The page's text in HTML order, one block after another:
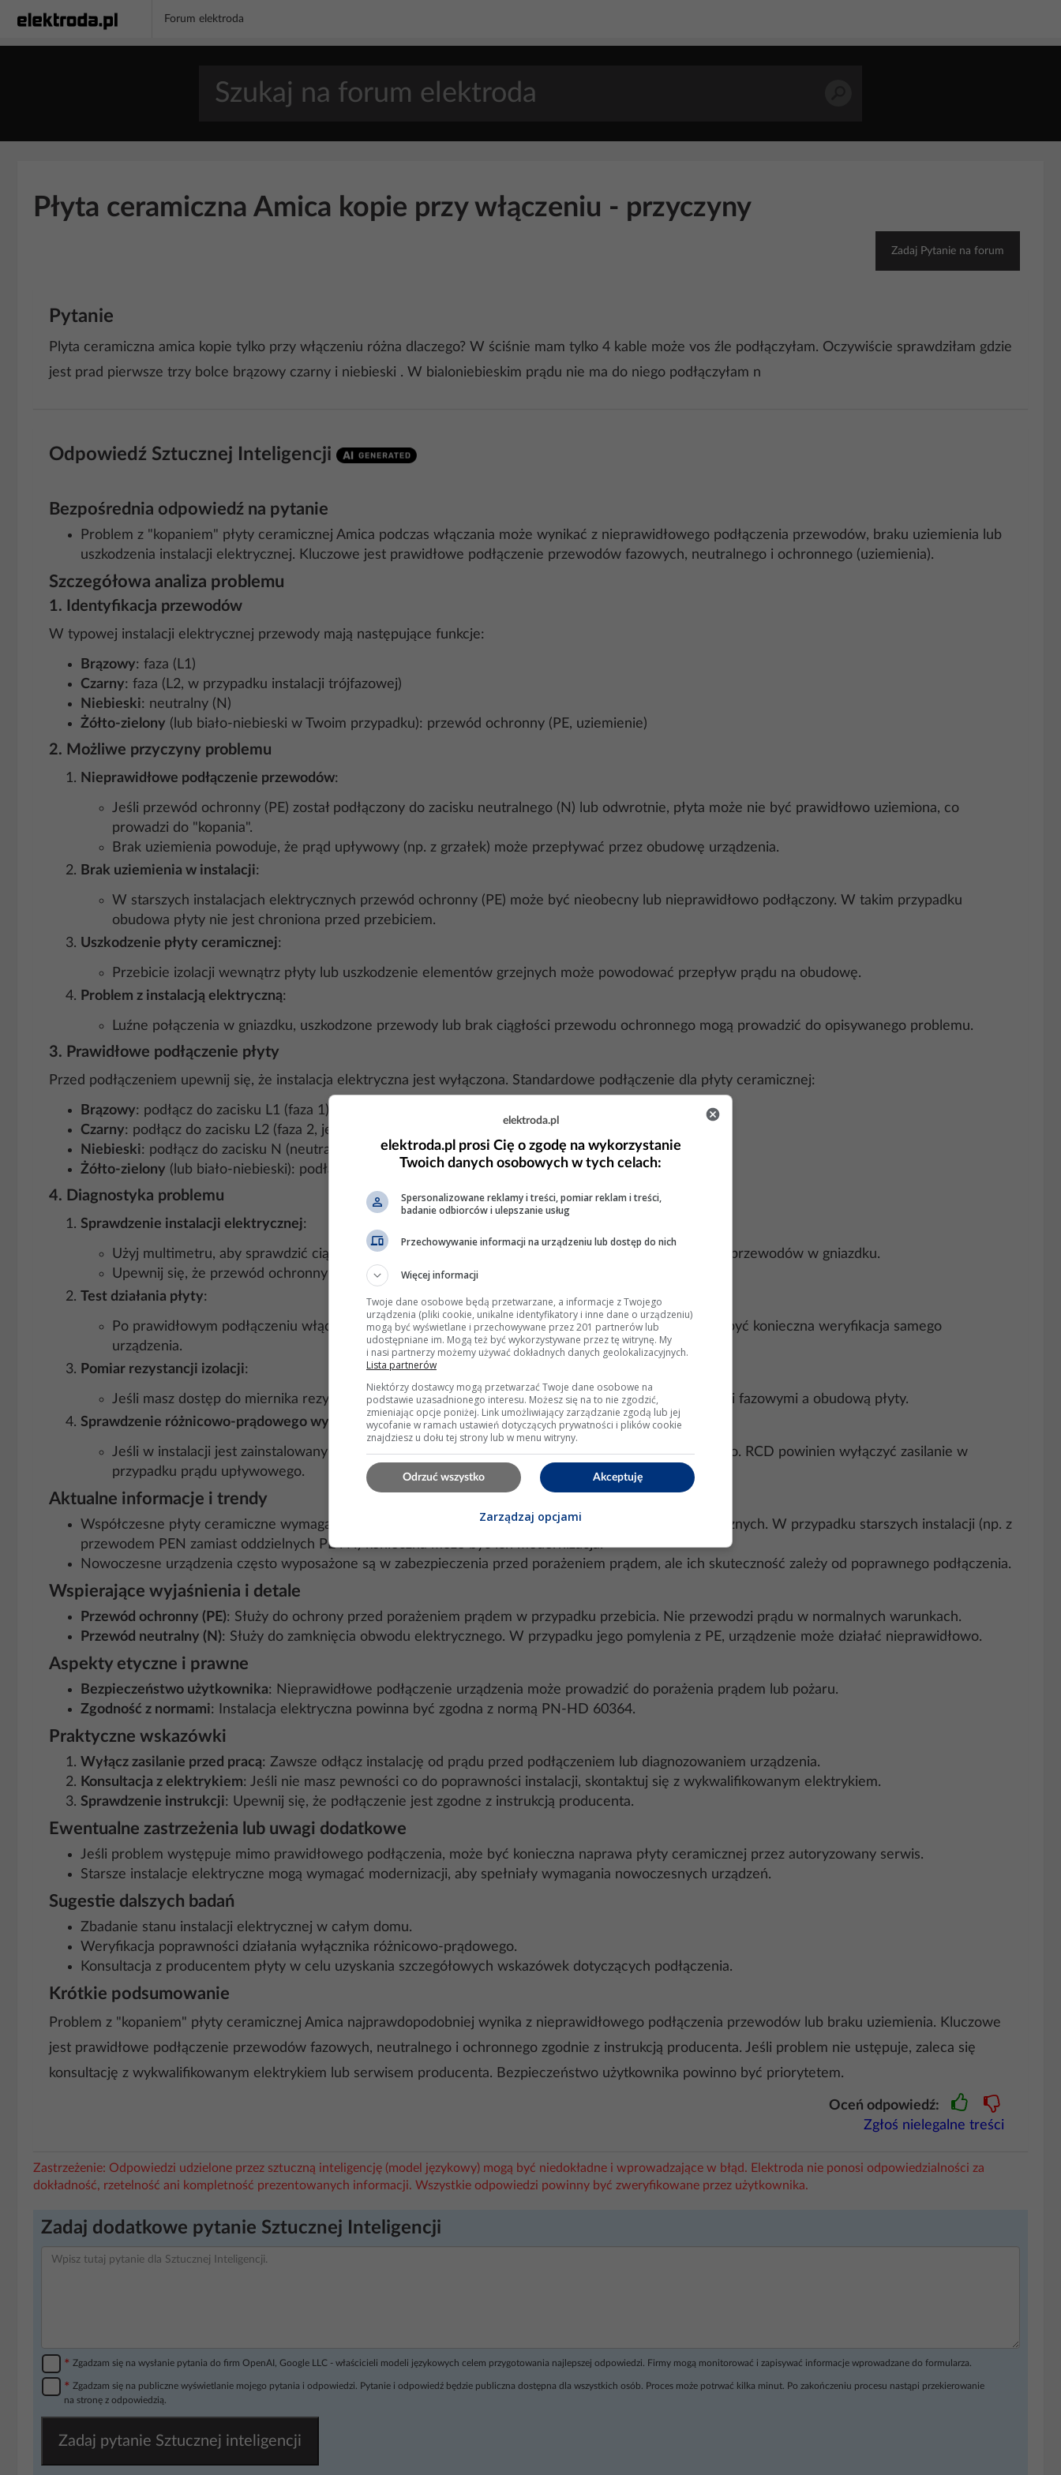
Forum elektroda
Płyta ceramiczna Amica kopie przy włączeniu - przyczyny
Zadaj Pytanie na forum
Pytanie
Plyta ceramiczna amica kopie tylko przy włączeniu różna dlaczego? W ściśnie mam tylko 4 kable może vos źle podłączyłam. Oczywiście sprawdziłam gdzie
jest prad pierwsze trzy bolce brązowy czarny i niebieski . W bialoniebieskim prądu nie ma do niego podłączyłam n
Odpowiedź Sztucznej Inteligencji
Bezpośrednia odpowiedź na pytanie
Problem z "kopaniem" płyty ceramicznej Amica podczas włączania może wynikać z nieprawidłowego podłączenia przewodów, braku uziemienia lub
uszkodzenia instalacji elektrycznej. Kluczowe jest prawidłowe podłączenie przewodów fazowych, neutralnego i ochronnego (uziemienia).
Szczegółowa analiza problemu
1. Identyfikacja przewodów
W typowej instalacji elektrycznej przewody mają następujące funkcje:
Brązowy: faza (L1)
Czarny: faza (L2, w przypadku instalacji trójfazowej)
Niebieski: neutralny (N)
Żółto-zielony (lub biało-niebieski w Twoim przypadku): przewód ochronny (PE, uziemienie)
2. Możliwe przyczyny problemu
Nieprawidłowe podłączenie przewodów:
Jeśli przewód ochronny (PE) został podłączony do zacisku neutralnego (N) lub odwrotnie, płyta może nie być prawidłowo uziemiona, co
prowadzi do "kopania".
Brak uziemienia powoduje, że prąd upływowy (np. z grzałek) może przepływać przez obudowę urządzenia.
Brak uziemienia w instalacji:
W starszych instalacjach elektrycznych przewód ochronny (PE) może być nieobecny lub nieprawidłowo podłączony. W takim przypadku
obudowa płyty nie jest chroniona przed przebiciem.
Uszkodzenie płyty ceramicznej:
Przebicie izolacji wewnątrz płyty lub uszkodzenie elementów grzejnych może powodować przepływ prądu na obudowę.
Problem z instalacją elektryczną:
Luźne połączenia w gniazdku, uszkodzone przewody lub brak ciągłości przewodu ochronnego mogą prowadzić do opisywanego problemu.
3. Prawidłowe podłączenie płyty
Przed podłączeniem upewnij się, że instalacja elektryczna jest wyłączona. Standardowe podłączenie dla płyty ceramicznej:
Brązowy: podłącz do zacisku L1 (faza 1).
Czarny: podłącz do zacisku L2 (faza 2, jeśli płyta obsługuje zasilanie trójfazowe).
Niebieski: podłącz do zacisku N (neutralny).
Żółto-zielony (lub biało-niebieski): podłącz do zacisku PE (uziemienie).
4. Diagnostyka problemu
Sprawdzenie instalacji elektrycznej:
Użyj multimetru, aby sprawdzić ciągłość przewodu ochronnego (PE) oraz poprawność podłączenia przewodów w gniazdku.
Upewnij się, że przewód ochronny jest podłączony do listwy uziemiającej w rozdzielnicy.
Test działania płyty:
Po prawidłowym podłączeniu włącz płytę i sprawdź, czy problem nadal występuje. Jeśli tak, może być konieczna weryfikacja samego
urządzenia.
Pomiar rezystancji izolacji:
Jeśli masz dostęp do miernika rezystancji izolacji, sprawdź, czy nie ma przebicia między przewodami fazowymi a obudową płyty.
Sprawdzenie różnicowo-prądowego wyłącznika (RCD):
Jeśli w instalacji jest zainstalowany wyłącznik różnicowo-prądowy, upewnij się, że działa prawidłowo. RCD powinien wyłączyć zasilanie w
przypadku prądu upływowego.
Aktualne informacje i trendy
Współczesne płyty ceramiczne wymagają solidnego uziemienia i zgodności z normami instalacji elektrycznych. W przypadku starszych instalacji (np. z
przewodem PEN zamiast oddzielnych PE i N) konieczna może być ich modernizacja.
Nowoczesne urządzenia często wyposażone są w zabezpieczenia przed porażeniem prądem, ale ich skuteczność zależy od poprawnego podłączenia.
Wspierające wyjaśnienia i detale
Przewód ochronny (PE): Służy do ochrony przed porażeniem prądem w przypadku przebicia. Nie przewodzi prądu w normalnych warunkach.
Przewód neutralny (N): Służy do zamknięcia obwodu elektrycznego. W przypadku jego pomylenia z PE, urządzenie może działać nieprawidłowo.
Aspekty etyczne i prawne
Bezpieczeństwo użytkownika: Nieprawidłowe podłączenie urządzenia może prowadzić do porażenia prądem lub pożaru.
Zgodność z normami: Instalacja elektryczna powinna być zgodna z normą PN-HD 60364.
Praktyczne wskazówki
Wyłącz zasilanie przed pracą: Zawsze odłącz instalację od prądu przed podłączeniem lub diagnozowaniem urządzenia.
Konsultacja z elektrykiem: Jeśli nie masz pewności co do poprawności instalacji, skontaktuj się z wykwalifikowanym elektrykiem.
Sprawdzenie instrukcji: Upewnij się, że podłączenie jest zgodne z instrukcją producenta.
Ewentualne zastrzeżenia lub uwagi dodatkowe
Jeśli problem występuje mimo prawidłowego podłączenia, może być konieczna naprawa płyty ceramicznej przez autoryzowany serwis.
Starsze instalacje elektryczne mogą wymagać modernizacji, aby spełniały wymagania nowoczesnych urządzeń.
Sugestie dalszych badań
Zbadanie stanu instalacji elektrycznej w całym domu.
Weryfikacja poprawności działania wyłącznika różnicowo-prądowego.
Konsultacja z producentem płyty w celu uzyskania szczegółowych wskazówek dotyczących podłączenia.
Krótkie podsumowanie
Problem z "kopaniem" płyty ceramicznej Amica najprawdopodobniej wynika z nieprawidłowego podłączenia przewodów lub braku uziemienia. Kluczowe
jest prawidłowe podłączenie przewodów fazowych, neutralnego i ochronnego zgodnie z instrukcją producenta. Jeśli problem nie ustępuje, zaleca się
konsultację z wykwalifikowanym elektrykiem lub serwisem producenta. Bezpieczeństwo użytkownika powinno być priorytetem.
Oceń odpowiedź:
Zgłoś nielegalne treści
Zastrzeżenie: Odpowiedzi udzielone przez sztuczną inteligencję (model językowy) mogą być niedokładne i wprowadzające w błąd. Elektroda nie ponosi odpowiedzialności za
dokładność, rzetelność ani kompletność prezentowanych informacji. Wszystkie odpowiedzi powinny być zweryfikowane przez użytkownika.
Zadaj dodatkowe pytanie Sztucznej Inteligencji
* Zgadzam się na wysłanie pytania do firm OpenAI, Google LLC - właścicieli modeli językowych celem przygotowania najlepszej odpowiedzi. Firmy mogą monitorować i zapisywać informacje wprowadzane do formularza.
* Zgadzam się na publiczne wyświetlanie mojego pytania i odpowiedzi. Pytanie i odpowiedź będzie publiczna dostępna dla wszystkich osób. Proces może potrwać kilka minut. Po zakończeniu procesu nastąpi przekierowanie
na stronę z odpowiedzią.
Zadaj pytanie Sztucznej inteligencji
elektroda.pl
elektroda.pl prosi Cię o zgodę na wykorzystanie
Twoich danych osobowych w tych celach:
Spersonalizowane reklamy i treści, pomiar reklam i treści,
badanie odbiorców i ulepszanie usług
Przechowywanie informacji na urządzeniu lub dostęp do nich
Więcej informacji
Twoje dane osobowe będą przetwarzane, a informacje z Twojego
urządzenia (pliki cookie, unikalne identyfikatory i inne dane o urządzeniu)
mogą być wyświetlane i przechowywane przez 201 partnerów lub
udostępniane im. Mogą też być wykorzystywane przez tę witrynę. My
i nasi partnerzy możemy używać dokładnych danych geolokalizacyjnych.
Lista partnerów
Niektórzy dostawcy mogą przetwarzać Twoje dane osobowe na
podstawie uzasadnionego interesu. Możesz się na to nie zgodzić,
zmieniając opcje poniżej. Link umożliwiający zarządzanie zgodą lub jej
wycofanie w ramach ustawień dotyczących prywatności i plików cookie
znajdziesz u dołu tej strony lub w menu witryny.
Akceptuję
Odrzuć wszystko
Zarządzaj opcjami